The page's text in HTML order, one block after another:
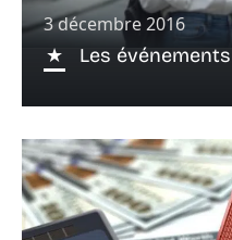
3 décembre 2016
Les